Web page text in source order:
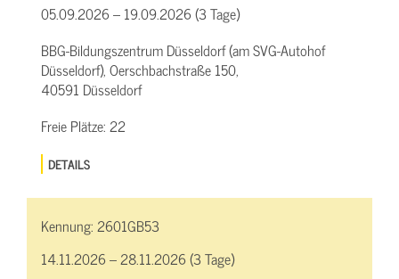
05.09.2026 – 19.09.2026 (3 Tage)
BBG-Bildungszentrum Düsseldorf (am SVG-Autohof
Düsseldorf), Oerschbachstraße 150,
40591 Düsseldorf
Freie Plätze:22
DETAILS
Kennung:2601GB53
14.11.2026 – 28.11.2026 (3 Tage)